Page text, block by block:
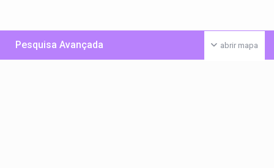
abrir mapa
Pesquisa Avançada